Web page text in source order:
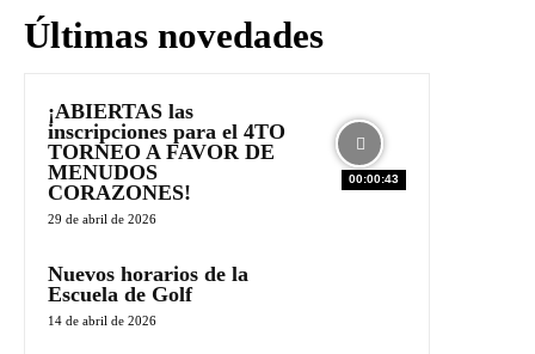
Últimas novedades
00:00:43
¡ABIERTAS las
inscripciones para el 4TO
TORNEO A FAVOR DE
MENUDOS
CORAZONES!
29 de abril de 2026
Nuevos horarios de la
Escuela de Golf
14 de abril de 2026